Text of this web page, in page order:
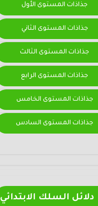
جذاذات المستوى الأول
جذاذات المستوى الثاني
جذاذات المستوى الثالث
جذاذات المستوى الرابع
جذاذات المستوى الخامس
جذاذات المستوى السادس
دلائل السلك الابتدائي